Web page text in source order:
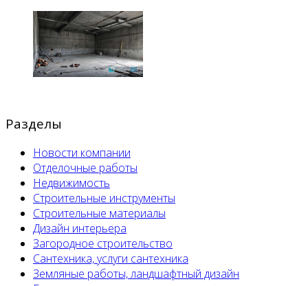
Разделы
Новости компании
Отделочные работы
Недвижимость
Строительные инструменты
Строительные материалы
Дизайн интерьера
Загородное строительство
Сантехника, услуги сантехника
Земляные работы, ландшафтный дизайн